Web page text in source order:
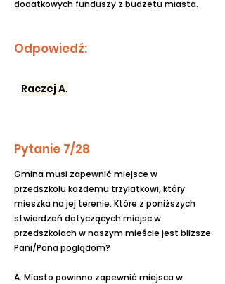
dodatkowych funduszy z budżetu miasta.
Odpowiedź:
Raczej A.
Pytanie 7/28
Gmina musi zapewnić miejsce w
przedszkolu każdemu trzylatkowi, który
mieszka na jej terenie. Które z poniższych
stwierdzeń dotyczących miejsc w
przedszkolach w naszym mieście jest bliższe
Pani/Pana poglądom?
A. Miasto powinno zapewnić miejsca w